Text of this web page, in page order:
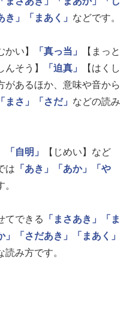
き」 「まあく」 などです。
かい】 「真っ当」
【まっと
んそう】 「迫真」
【はくし
があるほか、意味や音から
「まさ」 「さだ」 などの読み
「自明」
【じめい】など
は 「あき」 「あか」
「や
てできる 「まさあき」
「ま
」 「さだあき」
「まあく」
み方です。